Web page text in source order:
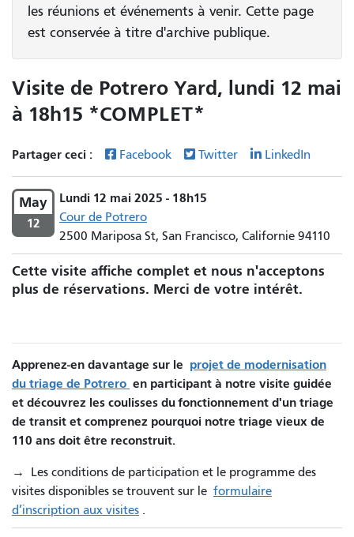
les réunions et événements à venir. Cette page
est conservée à titre d'archive publique.
Visite de Potrero Yard, lundi 12 mai
à 18h15 *COMPLET*
Partager ceci : Facebook Twitter LinkedIn
May
12
Lundi 12 mai 2025 - 18h15
Cour de Potrero
2500 Mariposa St, San Francisco, Californie 94110
Cette visite affiche complet et nous n'acceptons
plus de réservations. Merci de votre intérêt.
Apprenez-en davantage sur le projet de modernisation
du triage de Potrero en participant à notre visite guidée
et découvrez les coulisses du fonctionnement d'un triage
de transit et comprenez pourquoi notre triage vieux de
110 ans doit être reconstruit.
→
Les conditions de participation et le programme des
visites disponibles se trouvent sur le formulaire
d’inscription aux visites .